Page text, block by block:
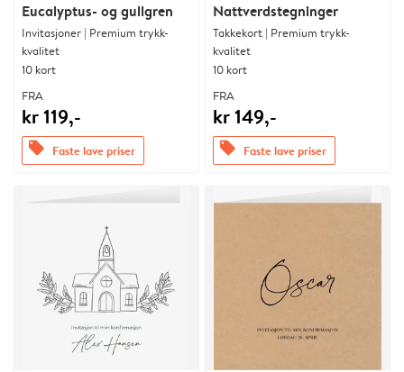
Eucalyptus- og gullgren
Invitasjoner | Premium trykk-
kvalitet
10 kort
FRA
kr 119,-
offers Faste lave priser
Nattverdstegninger
Takkekort | Premium trykk-
kvalitet
10 kort
FRA
kr 149,-
offers Faste lave priser